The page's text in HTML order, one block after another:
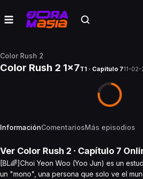
Color Rush 2
Color Rush 2 1x7T1 · Capítulo 711-02-
InformaciónComentariosMás episodios
Ver Color Rush 2 · Capítulo 7
[BL🌈]Choi Yeon Woo (Yoo Jun) es un
un "mono", una persona que solo ve el